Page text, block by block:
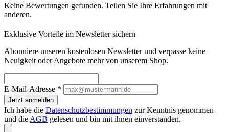
Keine Bewertungen gefunden. Teilen Sie Ihre Erfahrungen mit
anderen.
Exklusive Vorteile im Newsletter sichern
Abonniere unseren kostenlosen Newsletter und verpasse keine
Neuigkeit oder Angebote mehr von unserem Shop.
E-Mail-Adresse *
Jetzt anmelden
Ich habe die Datenschutzbestimmungen zur Kenntnis genommen
und die AGB gelesen und bin mit ihnen einverstanden.